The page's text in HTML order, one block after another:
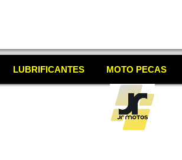
LUBRIFICANTES MOTO PECAS